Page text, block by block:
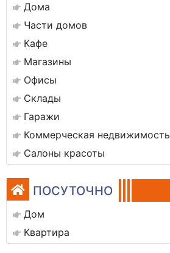
Дома
Части домов
Кафе
Магазины
Офисы
Склады
Гаражи
Коммерческая недвижимость
Салоны красоты
ПОСУТОЧНО
Дом
Квартира